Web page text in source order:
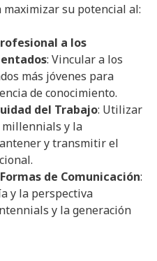
su potencial al:
a los
: Vincular a los
más jóvenes para
de conocimiento.
del Trabajo: Utilizar
millennials y la
y transmitir el
de Comunicación:
y la perspectiva
y la generación